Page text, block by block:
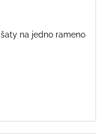
na jedno rameno